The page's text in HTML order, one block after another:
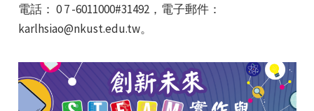
電話： 0 7 -6011000#31492，電子郵件：
karlhsiao@nkust.edu.tw。